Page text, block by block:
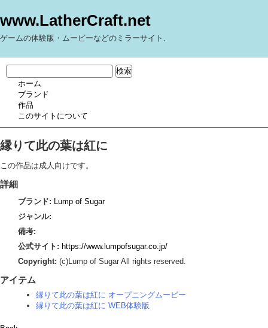
www.LatherCraft.net
ゲームの体験版・ムービーなどのミラーサイト.
ホーム
ブランド
作品
このサイトについて
縁りて此の葉は紅に
この作品は成人向けです。
詳細
ブランド: Lump of Sugar
ジャンル:
備考:
公式サイト: https://www.lumpofsugar.co.jp/
Copyright: (c)Lump of Sugar All rights reserved.
アイテム
縁りて此の葉は紅に オープニングムービー
縁りて此の葉は紅に WEB体験版